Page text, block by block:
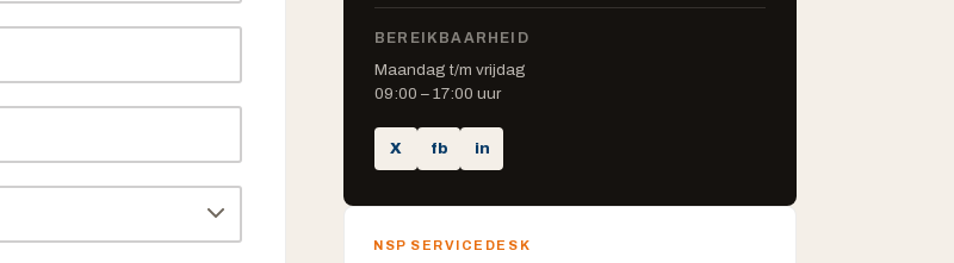
BEREIKBAARHEID
Maandag t/m vrijdag
09:00 – 17:00 uur
X fb in
NSP SERVICEDESK